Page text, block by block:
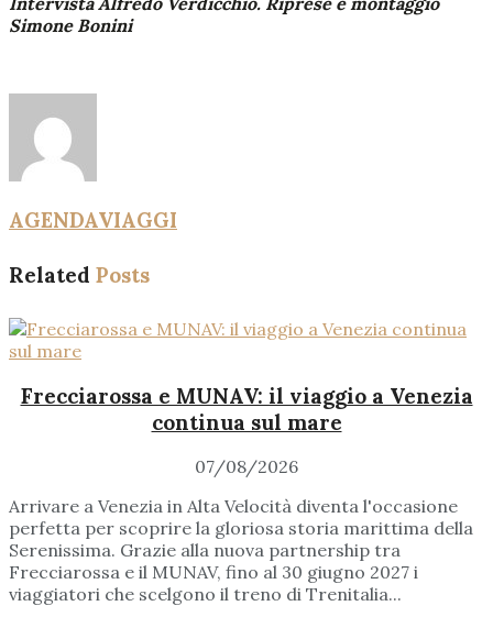
Simone Bonini
AGENDAVIAGGI
Related Posts
Frecciarossa e MUNAV: il viaggio a Venezia
continua sul mare
07/08/2026
Arrivare a Venezia in Alta Velocità diventa l'occasione
perfetta per scoprire la gloriosa storia marittima della
Serenissima. Grazie alla nuova partnership tra
Frecciarossa e il MUNAV, fino al 30 giugno 2027 i
viaggiatori che scelgono il treno di Trenitalia...